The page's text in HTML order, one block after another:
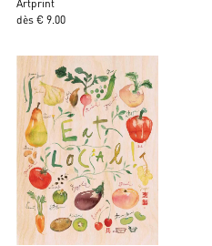
Artprint
dès € 9.00